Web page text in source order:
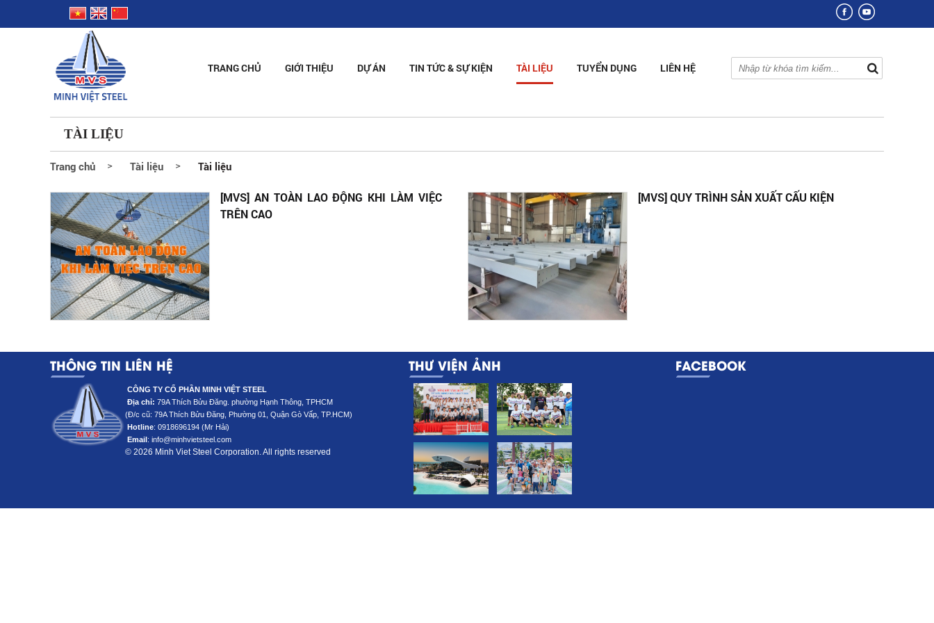
TRANG CHỦ GIỚI THIỆU DỰ ÁN TIN TỨC & SỰ KIỆN TÀI LIỆU TUYỂN DỤNG LIÊN HỆ
TÀI LIỆU
Trang chủ Tài liệu Tài liệu
[MVS] AN TOÀN LAO ĐỘNG KHI LÀM VIỆC
TRÊN CAO
[MVS] QUY TRÌNH SẢN XUẤT CẤU KIỆN
THÔNG TIN LIÊN HỆ
CÔNG TY CỔ PHẦN MINH VIỆT STEEL
Địa chỉ: 79A Thích Bửu Đăng. phường Hạnh Thông, TPHCM
(Đ/c cũ: 79A Thích Bửu Đăng , Phường 01, Quận Gò Vấp, TP.HCM)
Hotline: 0918696194 (Mr Hải)
Email: info@minhvietsteel.com
© 2026 Minh Viet Steel Corporation. All rights reserved
THƯ VIỆN ẢNH FACEBOOK